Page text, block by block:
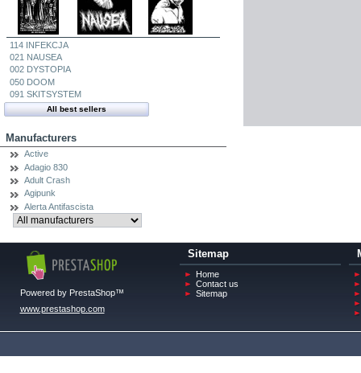
114 INFEKCJA
021 NAUSEA
002 DYSTOPIA
050 DOOM
091 SKITSYSTEM
All best sellers
Manufacturers
Active
Adagio 830
Adult Crash
Agipunk
Alerta Antifascista
Powered by PrestaShop™
www.prestashop.com
Sitemap
Home
Contact us
Sitemap